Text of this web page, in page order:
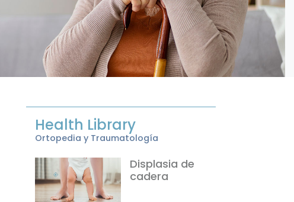
Health Library
Ortopedia y Traumatología
Displasia de
cadera